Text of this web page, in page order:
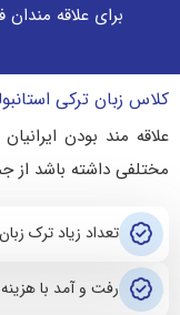
برای علاقه مندان
کلاس زبان ترکی
علاقه مند بودن
مختلفی داشته باشد از
تعداد زیاد ترک
رفت و آمد با